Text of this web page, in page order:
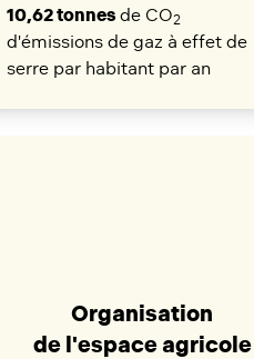
10,62 tonnes de CO2
d'émissions de gaz à effet de
serre par habitant par an
Organisation
de l'espace agricole